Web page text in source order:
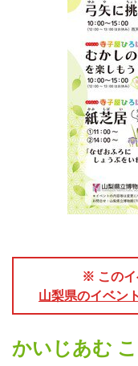
※ このイ
山梨県のイベン
かいじあむ